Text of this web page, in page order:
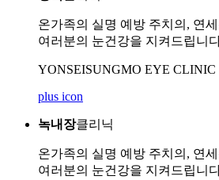
온가족의 실명 예방 주치의, 연
여러분의 눈건강을 지켜드립니
YONSEISUNGMO EYE CLINIC
plus icon
녹내장클리닉
온가족의 실명 예방 주치의, 연
여러분의 눈건강을 지켜드립니